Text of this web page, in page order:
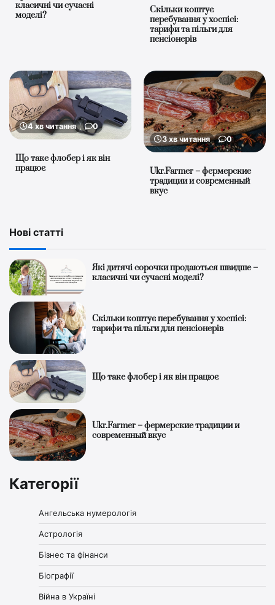
класичні чи сучасні
моделі?
Скільки коштує
перебування у хоспісі:
тарифи та пільги для
пенсіонерів
4 хв читання 0
Що таке флобер і як він
працює
3 хв читання 0
Ukr.Farmer – фермерские
традиции и современный
вкус
Нові статті
Які дитячі сорочки продаються швидше –
класичні чи сучасні моделі?
Скільки коштує перебування у хоспісі:
тарифи та пільги для пенсіонерів
Що таке флобер і як він працює
Ukr.Farmer – фермерские традиции и
современный вкус
Категорії
Ангельська нумерологія
Астрологія
Бізнес та фінанси
Біографії
Війна в Україні